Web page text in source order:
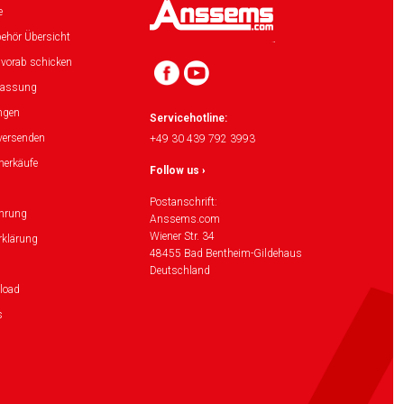
Übersicht
schicken
Servicehotline:
+49 30 439 792 3993
Follow us ›
Postanschrift:
Anssems.com
Wiener Str. 34
48455 Bad Bentheim-Gildehaus
Deutschland